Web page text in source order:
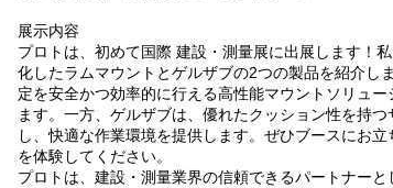
展示内容
プロトは、初めて国際 建設・測量展に出展します！
化したラムマウントとゲルザブの2つの製品を紹介し
定を安全かつ効率的に行える高性能マウントソリュ
ます。一方、ゲルザブは、優れたクッション性を持
し、快適な作業環境を提供します。ぜひブースにお
を体験してください。
プロトは、建設・測量業界の信頼できるパートナーと